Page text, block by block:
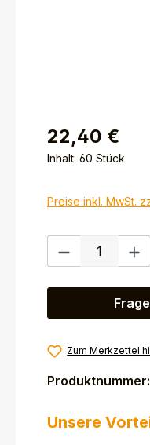
22,40 €
Inhalt: 60 Stück
Preise inkl. MwSt.
Produkt
Zum Merkzettel
Produktnummer:
Unsere